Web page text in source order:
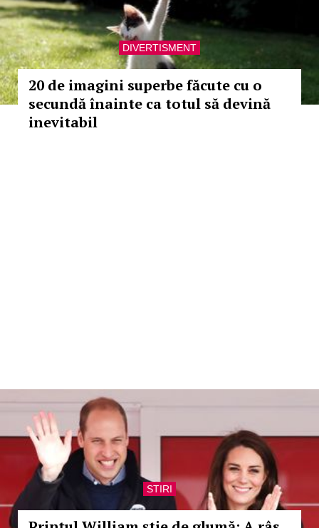
DIVERTISMENT
20 de imagini superbe făcute cu o
secundă înainte ca totul să devină
inevitabil
STIRI